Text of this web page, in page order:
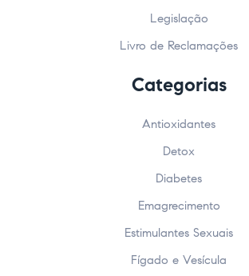
Legislação
Livro de Reclamações
Categorias
Antioxidantes
Detox
Diabetes
Emagrecimento
Estimulantes Sexuais
Fígado e Vesícula